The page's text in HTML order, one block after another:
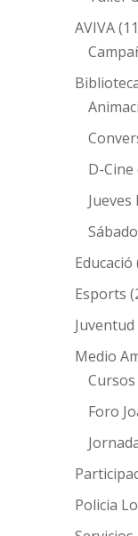
AVIVA
D-Cine
Educació
Esports
Juventud
Medio
Foro
Policia